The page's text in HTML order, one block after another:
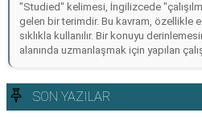
"Studied" kelimesi, İngilizcede
gelen bir terimdir. Bu kavram, özellikle
sıklıkla kullanılır. Bir konuyu
alanında uzmanlaşmak için yapılan
SON YAZILAR